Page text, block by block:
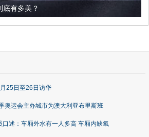
底有多美？
25日至26日访华
奥运会主办城市为澳大利亚布里斯班
口述：车厢外水有一人多高 车厢内缺氧